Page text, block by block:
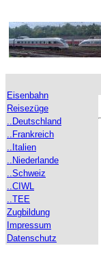
Eisenbahn
Reisezüge
..Deutschland
..Frankreich
..Italien
..Niederlande
..Schweiz
..CIWL
..TEE
Zugbildung
Impressum
Datenschutz